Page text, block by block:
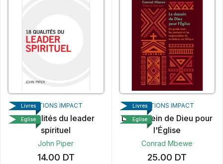
ÉDITIONS IMPACT
18 qualités du leader
spirituel
John Piper
14.00 DT
Livres
Eglise
ÉDITIONS IMPACT
Le dessein de Dieu pour
l'Église
Conrad Mbewe
25.00 DT
Livres
Eglise